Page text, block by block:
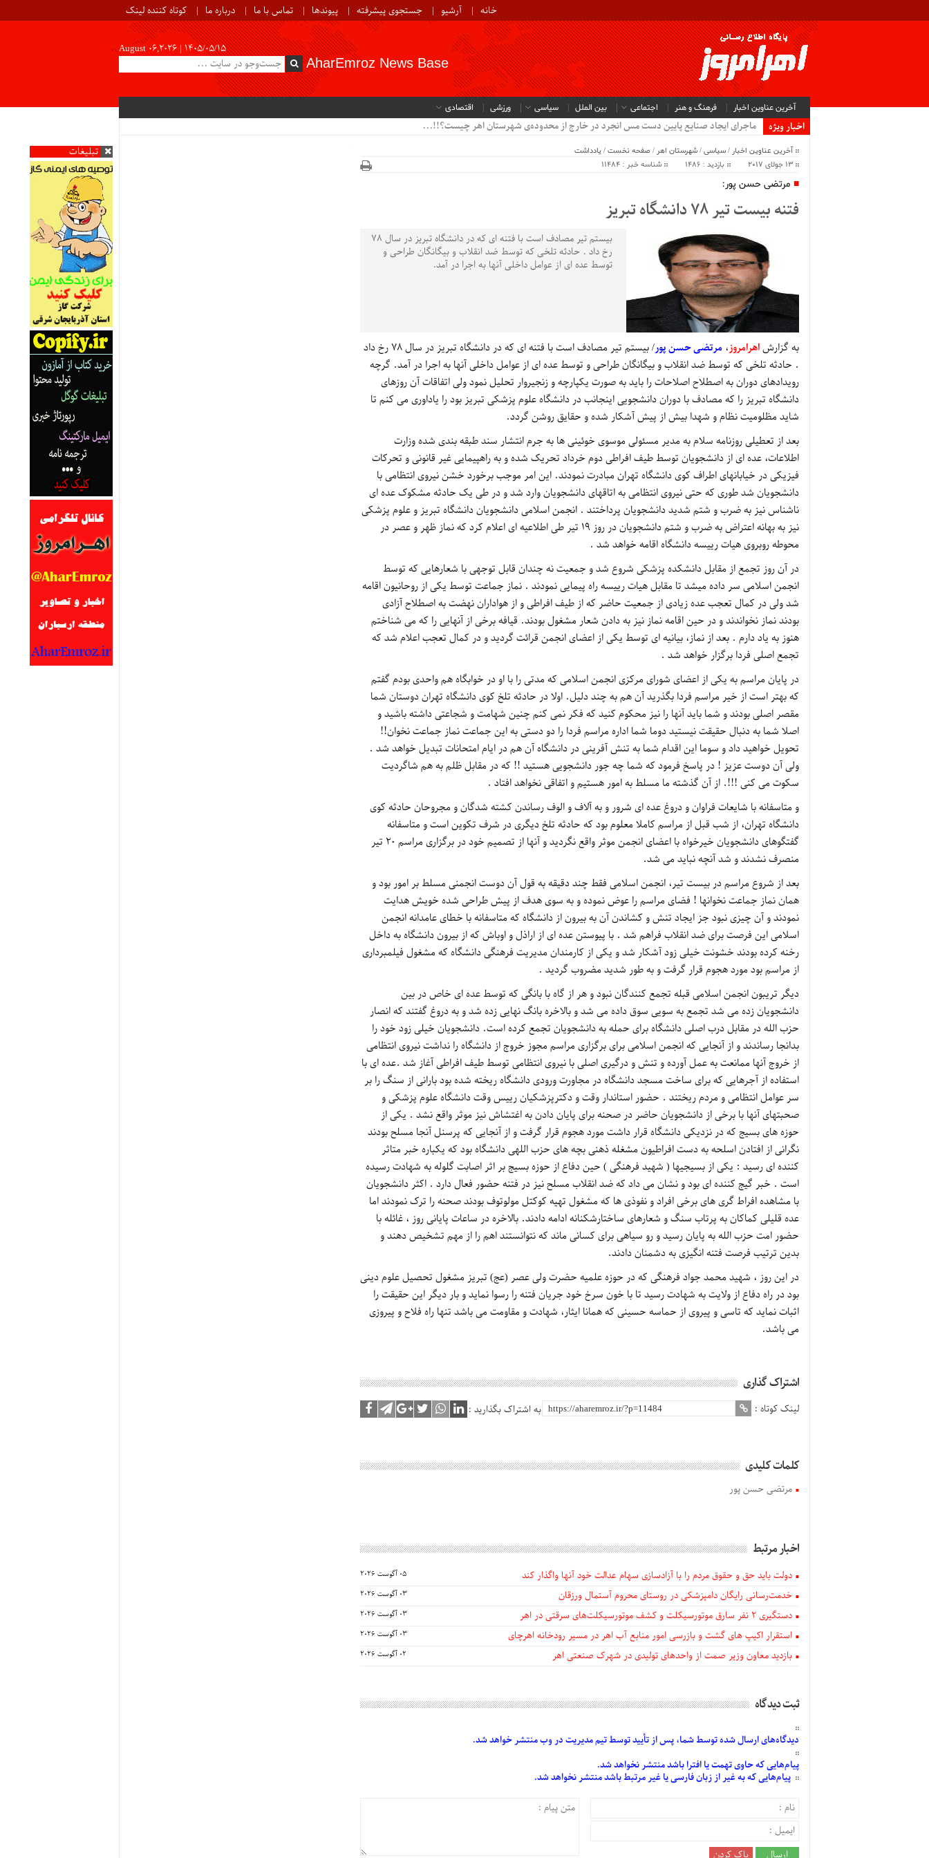
خانه آرشیو جستجوی پیشرفته پیوندها تماس با ما درباره ما کوتاه کننده لینک
August 06,2026 | ۱۴۰۵/۰۵/۱۵
AharEmroz News Base
آخرین عناوین اخبار فرهنگ و هنر اجتماعی بین الملل سیاسی ورزشی اقتصادی
اخبار ویژه
ماجرای ایجاد صنایع پایین دست مس انجرد در خارج از محدوده‌ی شهرستان اهر چیست؟!!...
تبلیغات
آخرین عناوین اخبار /سیاسی/شهرستان اهر /صفحه نخست/یادداشت
13 جولای 2017
بازدید : 1486 شناسه خبر : 11484
مرتضی حسن پور:
فتنه بیست تیر ۷۸ دانشگاه تبریز
بیستم تیر مصادف است با فتنه ای که در دانشگاه تبریز در سال ۷۸
رخ داد . حادثه تلخی که توسط ضد انقلاب و بیگانگان طراحی و
توسط عده ای از عوامل داخلی آنها به اجرا در آمد.
به گزارشاهرامروز، مرتضی حسن پور
/ بیستم تیر مصادف است با فتنه ای که در دانشگاه تبریز در سال ۷۸ رخ داد
. حادثه تلخی که توسط ضد انقلاب و بیگانگان طراحی و توسط عده ای از عوامل داخلی آنها به اجرا در آمد. گرچه
رویدادهای دوران به اصطلاح اصلاحات را باید به صورت یکپارچه و زنجیروار تحلیل نمود ولی اتفاقات آن روزهای
دانشگاه تبریز را که مصادف با دوران دانشجویی اینجانب در دانشگاه علوم پزشکی تبریز بود را یاداوری می کنم تا
شاید مظلومیت نظام و شهدا بیش از پیش آشکار شده و حقایق روشن گردد.
بعد از تعطیلی روزنامه سلام به مدیر مسئولی موسوی خوئینی ها به جرم انتشار سند طبقه بندی شده وزارت
اطلاعات، عده ای از دانشجویان توسط طیف افراطی دوم خرداد تحریک شده و به راهپیمایی غیر قانونی و تحرکات
فیزیکی در خیابانهای اطراف کوی دانشگاه تهران مبادرت نمودند. این امر موجب برخورد خشن نیروی انتظامی با
دانشجویان شد طوری که حتی نیروی انتظامی به اتاقهای دانشجویان وارد شد و در طی یک حادثه مشکوک عده ای
ناشناس نیز به ضرب و شتم شدید دانشجویان پرداختند . انجمن اسلامی دانشجویان دانشگاه تبریز و علوم پزشکی
نیز به بهانه اعتراض به ضرب و شتم دانشجویان در روز ۱۹ تیر طی اطلاعیه ای اعلام کرد که نماز ظهر و عصر در
محوطه روبروی هیات رییسه دانشگاه اقامه خواهد شد .
در آن روز تجمع از مقابل دانشکده پزشکی شروع شد و جمعیت نه چندان قابل توجهی با شعارهایی که توسط
انجمن اسلامی سر داده میشد تا مقابل هیات رییسه راه پیمایی نمودند . نماز جماعت توسط یکی از روحانیون اقامه
شد ولی در کمال تعجب عده زیادی از جمعیت حاضر که از طیف افراطی و از هواداران نهضت به اصطلاح آزادی
بودند نماز نخواندند و در حین اقامه نماز نیز به دادن شعار مشغول بودند. قیافه برخی از آنهایی را که می شناختم
هنوز به یاد دارم . بعد از نماز، بیانیه ای توسط یکی از اعضای انجمن قرائت گردید و در کمال تعجب اعلام شد که
تجمع اصلی فردا برگزار خواهد شد .
در پایان مراسم به یکی از اعضای شورای مرکزی انجمن اسلامی که مدتی را با او در خوابگاه هم واحدی بودم گفتم
که بهتر است از خیر مراسم فردا بگذرید آن هم به چند دلیل. اولا در حادثه تلخ کوی دانشگاه تهران دوستان شما
مقصر اصلی بودند و شما باید آنها را نیز محکوم کنید که فکر نمی کنم چنین شهامت و شجاعتی داشته باشید و
اصلا شما به دنبال حقیقت نیستید دوما شما اداره مراسم فردا را دو دستی به این جماعت نماز جماعت نخوان!!
تحویل خواهید داد و سوما این اقدام شما به تنش آفرینی در دانشگاه آن هم در ایام امتحانات تبدیل خواهد شد .
ولی آن دوست عزیز ! در پاسخ فرمود که شما چه جور دانشجویی هستید !! که در مقابل ظلم به هم شاگردیت
سکوت می کنی !!!. از آن گذشته ما مسلط به امور هستیم و اتفاقی نخواهد افتاد .
و متاسفانه با شایعات فراوان و دروغ عده ای شرور و به آلاف و الوف رساندن کشته شدگان و مجروحان حادثه کوی
دانشگاه تهران، از شب قبل از مراسم کاملا معلوم بود که حادثه تلخ دیگری در شرف تکوین است و متاسفانه
گفتگوهای دانشجویان خیرخواه با اعضای انجمن موثر واقع نگردید و آنها از تصمیم خود در برگزاری مراسم ۲۰ تیر
منصرف نشدند و شد آنچه نباید می شد.
بعد از شروع مراسم در بیست تیر، انجمن اسلامی فقط چند دقیقه به قول آن دوست انجمنی مسلط بر امور بود و
همان نماز جماعت نخوانها ! فضای مراسم را عوض نموده و به سوی هدف از پیش طراحی شده خویش هدایت
نمودند و آن چیزی نبود جز ایجاد تنش و کشاندن آن به بیرون از دانشگاه که متاسفانه با خطای عامدانه انجمن
اسلامی این فرصت برای ضد انقلاب فراهم شد . با پیوستن عده ای از اراذل و اوباش که از بیرون دانشگاه به داخل
رخنه کرده بودند خشونت خیلی زود آشکار شد و یکی از کارمندان مدیریت فرهنگی دانشگاه که مشغول فیلمبرداری
از مراسم بود مورد هجوم قرار گرفت و به طور شدید مضروب گردید .
دیگر تریبون انجمن اسلامی قبله تجمع کنندگان نبود و هر از گاه با بانگی که توسط عده ای خاص در بین
دانشجویان زده می شد تجمع به سویی سوق داده می شد و بالاخره بانگ نهایی زده شد و به دروغ گفتند که انصار
حزب الله در مقابل درب اصلی دانشگاه برای حمله به دانشجویان تجمع کرده است. دانشجویان خیلی زود خود را
بدانجا رساندند و از آنجایی که انجمن اسلامی برای برگزاری مراسم مجوز خروج از دانشگاه را نداشت نیروی انتظامی
از خروج آنها ممانعت به عمل آورده و تنش و درگیری اصلی با نیروی انتظامی توسط طیف افراطی آغاز شد .عده ای با
استفاده از آجرهایی که برای ساخت مسجد دانشگاه در مجاورت ورودی دانشگاه ریخته شده بود بارانی از سنگ را بر
سر عوامل انتظامی و مردم ریختند . حضور استاندار وقت و دکترپزشکیان رییس وقت دانشگاه علوم پزشکی و
صحبتهای آنها با برخی از دانشجویان حاضر در صحنه برای پایان دادن به اغتشاش نیز موثر واقع نشد . یکی از
حوزه های بسیج که در نزدیکی دانشگاه قرار داشت مورد هجوم قرار گرفت و از آنجایی که پرسنل آنجا مسلح بودند
نگرانی از افتادن اسلحه به دست افراطیون مشغله ذهنی بچه های حزب اللهی دانشگاه بود که یکباره خبر متاثر
کننده ای رسید : یکی از بسیجیها ( شهید فرهنگی ) حین دفاع از حوزه بسیج بر اثر اصابت گلوله به شهادت رسیده
است . خبر گیج کننده ای بود و نشان می داد که ضد انقلاب مسلح نیز در فتنه حضور فعال دارد . اکثر دانشجویان
با مشاهده افراط گری های برخی افراد و نفوذی ها که مشغول تهیه کوکتل مولوتوف بودند صحنه را ترک نمودند اما
عده قلیلی کماکان به پرتاب سنگ و شعارهای ساختارشکنانه ادامه دادند. بالاخره در ساعات پایانی روز ، غائله با
حضور امت حزب الله به پایان رسید و رو سیاهی برای کسانی ماند که نتوانستند اهم را از مهم تشخیص دهند و
بدین ترتیب فرصت فتنه انگیزی به دشمنان دادند.
در این روز ، شهید محمد جواد فرهنگی که در حوزه علمیه حضرت ولی عصر (عج) تبریز مشغول تحصیل علوم دینی
بود در راه دفاع از ولایت به شهادت رسید تا با خون سرخ خود جریان فتنه را رسوا نماید و بار دیگر این حقیقت را
اثبات نماید که تاسی و پیروی از حماسه حسینی که همانا ایثار، شهادت و مقاومت می باشد تنها راه فلاح و پیروزی
می باشد.
اشتراک گذاری
لینک کوتاه : به اشتراک بگذارید :
کلمات کلیدی
مرتضی حسن پور
اخبار مرتبط
دولت باید حق و حقوق مردم را با آزادسازی سهام عدالت خود آنها واگذار کند 05 آگوست 2026
خدمت‌رسانی رایگان دامپزشکی در روستای محروم آستمال ورزقان 03 آگوست 2026
دستگيری ۲ نفر سارق موتورسیکلت و کشف موتورسیکلت‌های سرقتی در اهر 03 آگوست 2026
استقرار اکیپ های گشت و بازرسی امور منابع آب اهر در مسیر رودخانه اهرچای 03 آگوست 2026
بازدید معاون وزیر صمت از واحدهای تولیدی در شهرک صنعتی اهر 02 آگوست 2026
ثبت دیدگاه
دیدگاه‌هایارسالشدهتوسط شما، پس از تأییدتوسط تیم مدیریت در وب منتشر خواهد شد.
پیام‌هاییکه حاوی تهمت یا افترا باشد منتشر نخواهد شد.
پیام‌هاییکه به غیر از زبان فارسی یا غیر مرتبط باشد منتشر نخواهد شد.